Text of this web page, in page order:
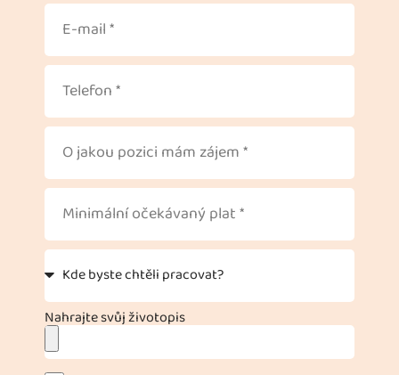
Nahrajte svůj životopis